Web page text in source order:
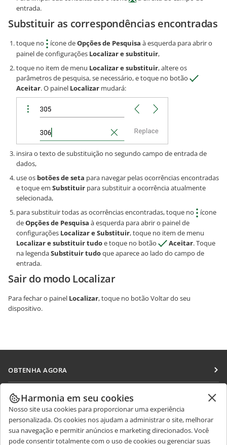
entrada.
Substituir as correspondências encontradas
toque no ícone deOpções de Pesquisa à esquerda para abrir o
painel de configurações Localizar e substituir,
toque no item de menu Localizar e substituir, altere os
parâmetros de pesquisa, se necessário, e toque no botão
Aceitar. O painel Localizar mudará:
insira o texto de substituição no segundo campo de entrada de
dados,
use os botões de seta para navegar pelas ocorrências encontradas
e toque em Substituir para substituir a ocorrência atualmente
selecionada,
para substituir todas as ocorrências encontradas, toque no
ícone
deOpções de Pesquisa à esquerda para abrir o painel de
configurações Localizar e Substituir, toque no item de menu
Localizar e substituir tudoe toque no botão Aceitar. Toque
na legendaSubstituir tudoque aparece ao lado do campo de
entrada.
Sair do modo Localizar
Para fechar o painel Localizar, toque no botão Voltar do seu
dispositivo.
OBTENHA AGORA
Docs
DocSpace
Workspace
Conectores
COLABORAR
Para colaboradores
Para tradutores
RECEBA NOTÍCIAS
Blog
OBTER AJUDA
Harmonia em seu cookies
Nosso site usa cookies para proporcionar uma experiência
personalizada. Os cookies nos ajudam a administrar o site, melhorar
sua navegação e permitir anúncios e marketing direcionados. Você
pode consentir totalmente com o uso de cookies ou gerenciar suas